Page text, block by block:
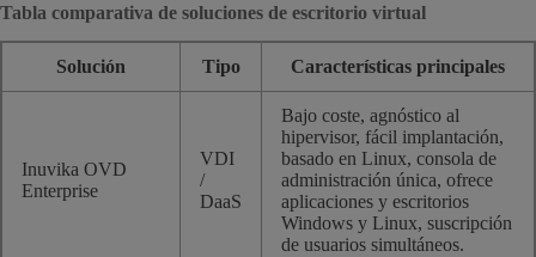
Tabla comparativa de soluciones de escritorio virtual
Solución Tipo Características principales
Inuvika OVD
Enterprise
VDI
/
DaaS
Bajo coste, agnóstico al
hipervisor, fácil implantación,
basado en Linux, consola de
administración única, ofrece
aplicaciones y escritorios
Windows y Linux, suscripción
de usuarios simultáneos.